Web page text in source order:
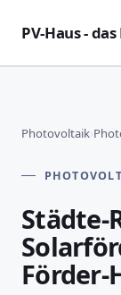
PV-Haus -
Photovoltaik›
Städte-
Förder-